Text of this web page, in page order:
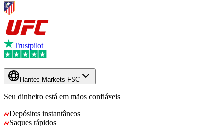
Trustpilot
Hantec Markets FSC
Seu dinheiro está em mãos confiáveis
Depósitos instantâneos
Saques rápidos